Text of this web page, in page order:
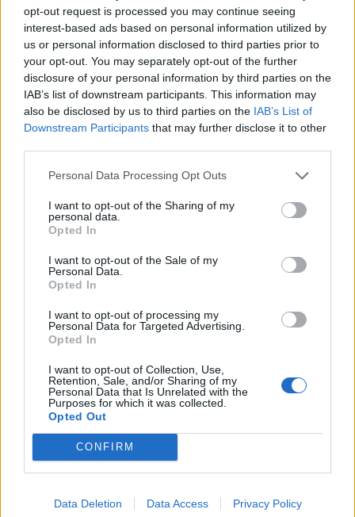
opt-out request is processed you may continue seeing
interest-based ads based on personal information utilized by
us or personal information disclosed to third parties prior to
your opt-out. You may separately opt-out of the further
disclosure of your personal information by third parties on the
IAB’s list of downstream participants. This information may
also be disclosed by us to third parties on the IAB’s List of
Downstream Participants that may further disclose it to other
Personal Data Processing Opt Outs
I want to opt-out of the Sharing of my
personal data.
Opted In
I want to opt-out of the Sale of my
Personal Data.
Opted In
I want to opt-out of processing my
Personal Data for Targeted Advertising.
Opted In
I want to opt-out of Collection, Use,
Retention, Sale, and/or Sharing of my
Personal Data that Is Unrelated with the
Purposes for which it was collected.
Opted Out
CONFIRM
Data Deletion Data Access Privacy Policy
00:00
Leonardo Maria Del Vecchio dall'ex compagna
in ospedale. Le dichiarazioni ai giornalisti